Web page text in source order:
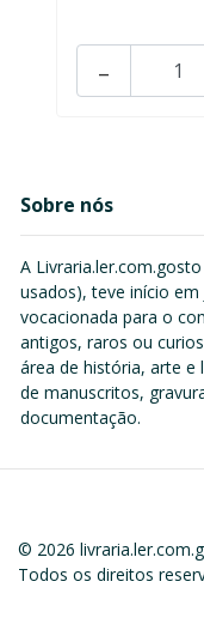
-
Sobre nós
A
usados), teve início em
vocacionada para o
antigos, raros ou
área de história, arte e
de manuscritos,
documentação.
© 2026
Todos os direitos